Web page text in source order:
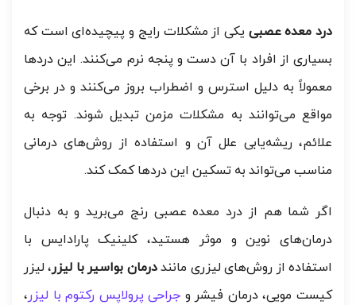
درد معده عصبی یکی از مشکلات رایج و پیچیده‌ای است که
بسیاری از افراد با آن دست و پنجه نرم می‌کنند. این دردها
معمولاً به دلیل استرس و اضطراب بروز می‌کنند و در برخی
مواقع می‌توانند به مشکلات مزمن تبدیل شوند. توجه به
علائم، ریشه‌یابی علل آن و استفاده از روش‌های درمانی
مناسب می‌تواند به تسکین این دردها کمک کند.
اگر شما هم از درد معده عصبی رنج می‌برید و به دنبال
درمان‌های نوین و موثر هستید، کلینیک پارادایس با
استفاده از روش‌های لیزری ماننددرمان بواسیر با لیزر، لیزر
کیست مویی، درمان فیشر و جراحی پرولاپس رکتوم با لیزر،